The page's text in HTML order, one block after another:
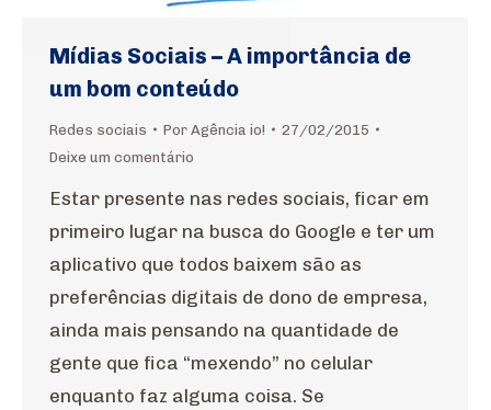
Mídias Sociais – A importância de
um bom conteúdo
Redes sociais Por Agência io!
27/02/2015
Deixe um comentário
Estar presente nas redes sociais, ficar em
primeiro lugar na busca do Google e ter um
aplicativo que todos baixem são as
preferências digitais de dono de empresa,
ainda mais pensando na quantidade de
gente que fica “mexendo” no celular
enquanto faz alguma coisa. Se